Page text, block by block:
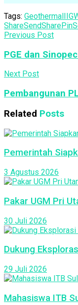
Tags: Geothermal
ShareSendSharePin
Previous Post
PGE dan
Next Post
Pembangunan
Related Posts
Pemerintah
3 Agustus 2026
Pakar UGM Pri
30 Juli 2026
Dukung
29 Juli 2026
Mahasiswa ITB